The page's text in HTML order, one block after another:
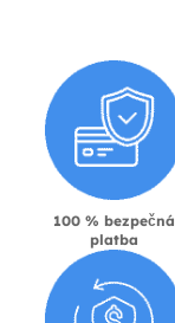
100 % bezpečná
platba